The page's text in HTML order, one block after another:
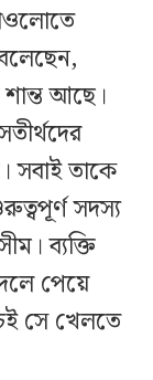
শান্ত আছে।
সবাই তাকে
সদস্য
ব্যক্তি
পেয়ে
সে খেলতে